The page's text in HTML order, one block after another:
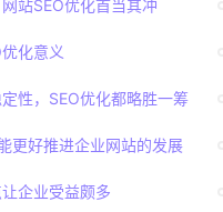
站SEO优化首当其冲
化意义
性，SEO优化都略胜一筹
更好推进企业网站的发展
企业受益颇多